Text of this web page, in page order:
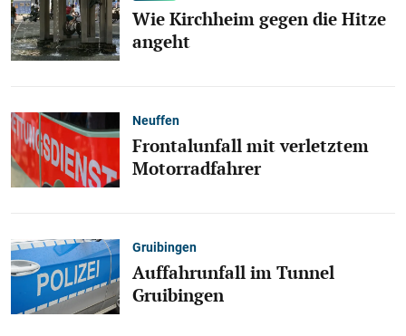
Wie Kirchheim gegen die Hitze
angeht
Neuffen
Frontalunfall mit verletztem
Motorradfahrer
Gruibingen
Auffahrunfall im Tunnel
Gruibingen